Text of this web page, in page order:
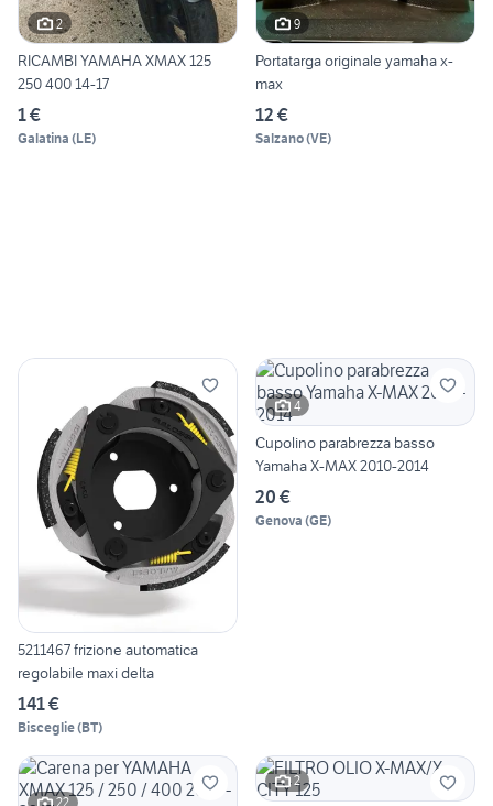
2
RICAMBI YAMAHA XMAX 125
250 400 14-17
1 €
Galatina (LE)
9
Portatarga originale yamaha x-
max
12 €
Salzano(VE)
5211467 frizione automatica
regolabile maxi delta
141 €
Bisceglie(BT)
4
Cupolino parabrezza basso
Yamaha X-MAX 2010-2014
20 €
Genova (GE)
22
2